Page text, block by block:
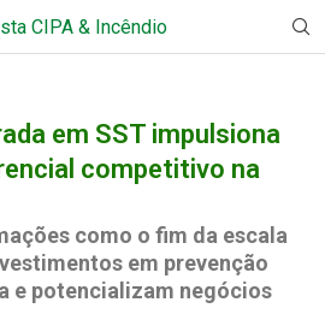
em SST impulsiona
competitivo na
como o fim da escala
em prevenção
e potencializam negócios